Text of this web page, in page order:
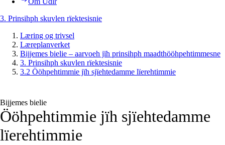
3. Prinsihph skuvlen rïektesisnie
Læring og trivsel
Læreplanverket
Bijjemes bielie – aarvoeh jïh prinsihph maadthööhpehtimmesne
3. Prinsihph skuvlen rïektesisnie
3.2 Ööhpehtimmie jïh sjïehtedamme lïerehtimmie
Bijjemes bielie
Ööhpehtimmie jïh sjïehtedamme
lïerehtimmie